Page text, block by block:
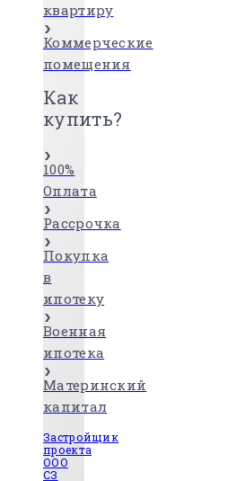
квартиру
Коммерческие
помещения
Как
купить?
100%
Оплата
Рассрочка
Покупка
в
ипотеку
Военная
ипотека
Материнский
капитал
Застройщик
проекта
ООО
СЗ